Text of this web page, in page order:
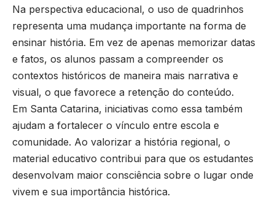
Na perspectiva educacional, o uso de quadrinhos
representa uma mudança importante na forma de
ensinar história. Em vez de apenas memorizar datas
e fatos, os alunos passam a compreender os
contextos históricos de maneira mais narrativa e
visual, o que favorece a retenção do conteúdo.
Em Santa Catarina, iniciativas como essa também
ajudam a fortalecer o vínculo entre escola e
comunidade. Ao valorizar a história regional, o
material educativo contribui para que os estudantes
desenvolvam maior consciência sobre o lugar onde
vivem e sua importância histórica.